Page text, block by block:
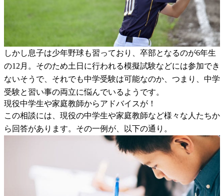
しかし息子は少年野球も習っており、卒部となるのが6年生
の12月。そのため土日に行われる模擬試験などには参加でき
ないそうで、それでも中学受験は可能なのか、つまり、中学
受験と習い事の両立に悩んでいるようです。
現役中学生や家庭教師からアドバイスが！
この相談には、現役の中学生や家庭教師など様々な人たちか
ら回答があります。その一例が、以下の通り。